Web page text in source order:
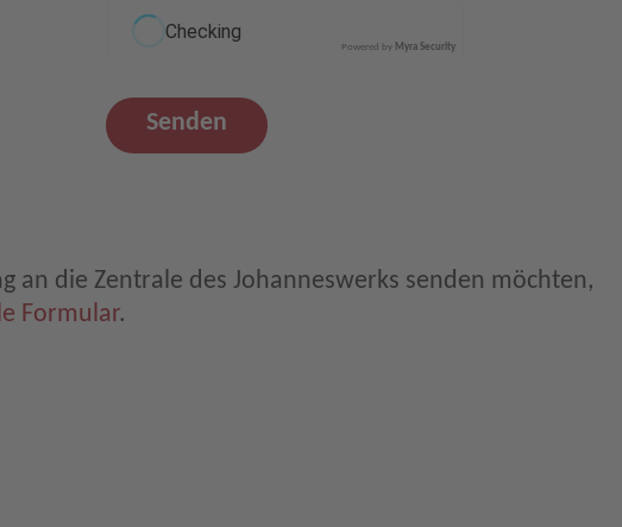
Powered by Myra Security
Senden
an die Zentrale des Johanneswerks senden möchten,
Formular.